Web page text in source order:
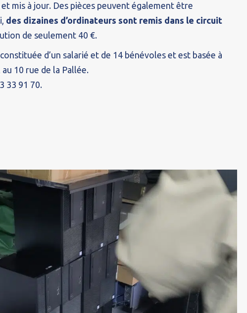
mis à jour. Des pièces peuvent également être
des dizaines d’ordinateurs sont remis dans le circuit
de seulement 40 €.
d’un salarié et de 14 bénévoles et est basée à
au 10 rue de la Pallée.
33 91 70.